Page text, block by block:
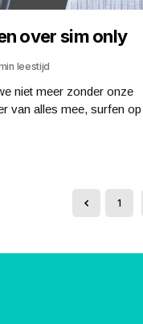
over sim only
leestijd
niet meer zonder onze
van alles mee, surfen op
1